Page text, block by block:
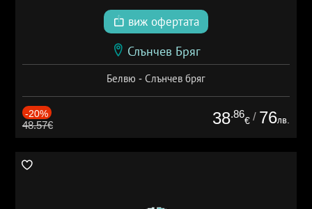
виж офертата
Слънчев Бряг
Белвю - Слънчев бряг
-20%
48.57€ 38.86
€ / 76лв.